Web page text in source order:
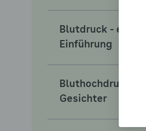
Blutdruck - eine
Einführung
Bluthochdruck
Gesichter